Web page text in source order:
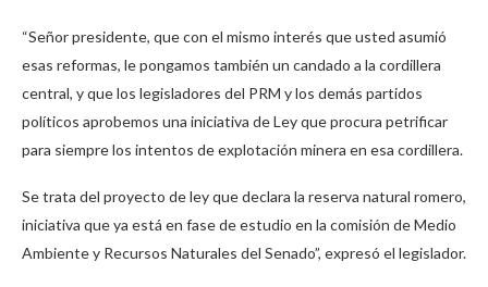
“Señor presidente, que con el mismo interés que usted asumió
esas reformas, le pongamos también un candado a la cordillera
central, y que los legisladores del PRM y los demás partidos
políticos aprobemos una iniciativa de Ley que procura petrificar
para siempre los intentos de explotación minera en esa cordillera.
Se trata del proyecto de ley que declara la reserva natural romero,
iniciativa que ya está en fase de estudio en la comisión de Medio
Ambiente y Recursos Naturales del Senado”, expresó el legislador.